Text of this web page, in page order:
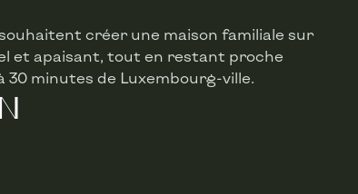
créer une maison familiale sur
et apaisant, tout en restant proche
30 minutes de Luxembourg-ville.